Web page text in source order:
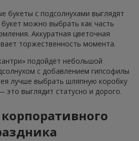
букеты с подсолнухами выглядят
можно выбрать как часть
Аккуратная цветочная
торжественность момента.
подойдёт небольшой
с добавлением гипсофилы
лучше выбрать шляпную коробку
выглядит статусно и дорого.